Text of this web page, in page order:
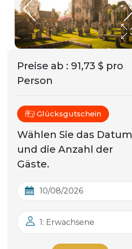
Preise ab : 91,73 $ pro
Person
Glücksgutschein
Wählen Sie das Datum
und die Anzahl der
Gäste.
1: Erwachsene